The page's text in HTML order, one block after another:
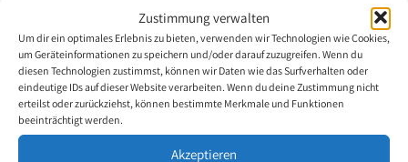
Zustimmung verwalten
Um dir ein optimales Erlebnis zu bieten, verwenden wir Technologien wie Cookies,
um Geräteinformationen zu speichern und/oder darauf zuzugreifen. Wenn du
diesen Technologien zustimmst, können wir Daten wie das Surfverhalten oder
eindeutige IDs auf dieser Website verarbeiten. Wenn du deine Zustimmung nicht
erteilst oder zurückziehst, können bestimmte Merkmale und Funktionen
beeinträchtigt werden.
Akzeptieren
Volver a la descripción general del artista